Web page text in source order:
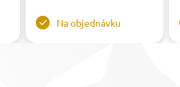
Na objednávku